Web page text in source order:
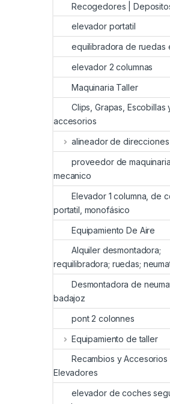
Recogedores |
elevador portatil
equilibradora de ruedas
elevador 2 columnas
Maquinaria Taller
Clips, Grapas, Escobillas
accesorios
alineador de direcciones
proveedor de
mecanico
Elevador 1 columna, de
portatil, monofásico
Equipamiento De Aire
Alquiler desmontadora;
requilibradora; ruedas;
Desmontadora de
badajoz
pont 2 colonnes
Equipamiento de taller
Recambios y Accesorios
Elevadores
elevador de coches